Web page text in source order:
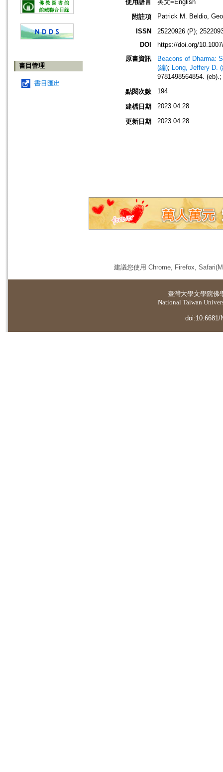
書目管理
書目匯出
使用語言
英文=English
附註項
Patrick M. Beldio,
ISSN
25220926 (P);
DOI
https://doi.org/
原書資訊
Beacons of Dharma:
(編); Long, Jeffery D.
9781498564854.
點閱次數
194
建檔日期 2023.04.28
更新日期 2023.04.28
建議您使用 Chrome, Firefox,
臺灣大學文學院佛
National Taiwan
doi:10.6681/